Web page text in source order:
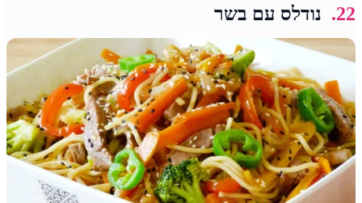
22. נודלס עם בשר